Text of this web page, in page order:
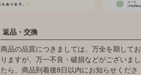
返品・交換
商品の品質につきましては、万全を期してお
りますが、万一不良・破損などがございまし
たら、商品到着後8日以内にお知らせくださ